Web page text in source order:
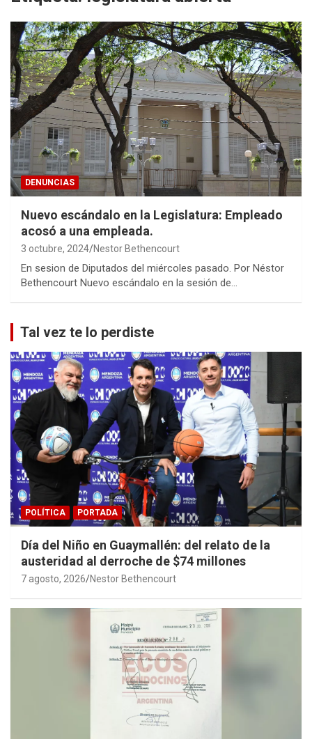
DENUNCIAS
Nuevo escándalo en la Legislatura: Empleado
acosó a una empleada.
3 octubre, 2024 Nestor Bethencourt
En sesion de Diputados del miércoles pasado. Por Néstor
Bethencourt Nuevo escándalo en la sesión de…
Tal vez te lo perdiste
POLÍTICA PORTADA
Día del Niño en Guaymallén: del relato de la
austeridad al derroche de $74 millones
7 agosto, 2026 Nestor Bethencourt